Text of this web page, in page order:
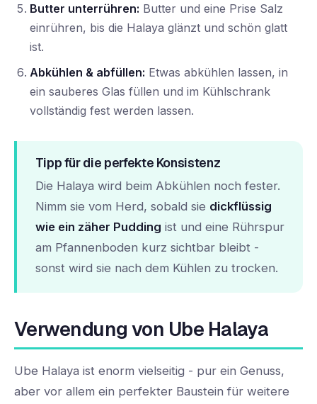
Butter unterrühren: Butter und eine Prise Salz
einrühren, bis die Halaya glänzt und schön glatt
ist.
Abkühlen & abfüllen: Etwas abkühlen lassen, in
ein sauberes Glas füllen und im Kühlschrank
vollständig fest werden lassen.
Tipp für die perfekte Konsistenz
Die Halaya wird beim Abkühlen noch fester.
Nimm sie vom Herd, sobald sie dickflüssig
wie ein zäher Pudding ist und eine Rührspur
am Pfannenboden kurz sichtbar bleibt -
sonst wird sie nach dem Kühlen zu trocken.
Verwendung von Ube Halaya
Ube Halaya ist enorm vielseitig - pur ein Genuss,
aber vor allem ein perfekter Baustein für weitere